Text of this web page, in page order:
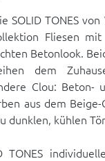
SOLID TONES
Fliesen
Betonlook.
dem
Clou: Beton-
aus dem
dunklen, kühlen
TONES